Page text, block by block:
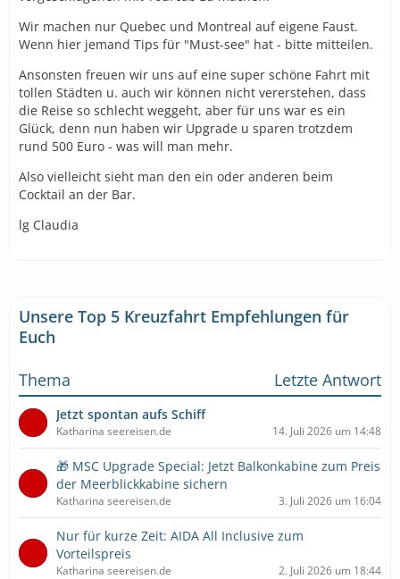
Wir machen nur Quebec und Montreal auf eigene Faust.
Wenn hier jemand Tips für "Must-see" hat - bitte mitteilen.
Ansonsten freuen wir uns auf eine super schöne Fahrt mit
tollen Städten u. auch wir können nicht vererstehen, dass
die Reise so schlecht weggeht, aber für uns war es ein
Glück, denn nun haben wir Upgrade u sparen trotzdem
rund 500 Euro - was will man mehr.
Also vielleicht sieht man den ein oder anderen beim
Cocktail an der Bar.
lg Claudia
Unsere Top 5 Kreuzfahrt Empfehlungen für
Euch
Thema
Letzte Antwort
Jetzt spontan aufs Schiff
Katharina seereisen.de 14. Juli 2026 um 14:48
🎁 MSC Upgrade Special: Jetzt Balkonkabine zum Preis
der Meerblickkabine sichern
Katharina seereisen.de 3. Juli 2026 um 16:04
Nur für kurze Zeit: AIDA All Inclusive zum
Vorteilspreis
Katharina seereisen.de 2. Juli 2026 um 18:44